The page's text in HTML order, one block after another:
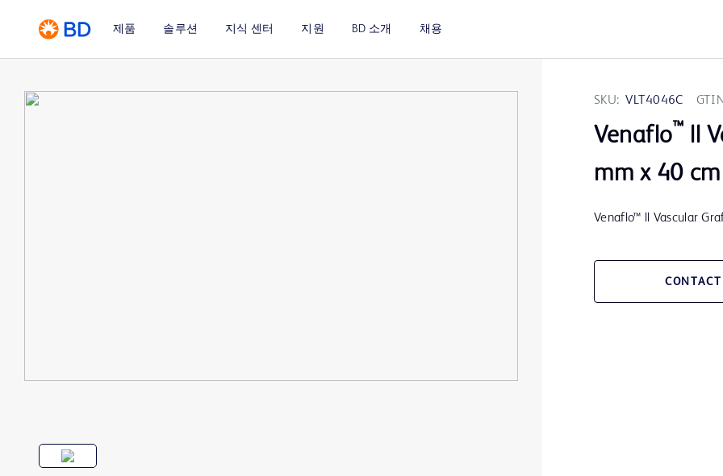
제품 솔루션 지식 센터 지원 BD 소개 채용
SKU: VLT4046C
Venaflo™ ll
mm x 40 cm
Venaflo™ ll Vascular